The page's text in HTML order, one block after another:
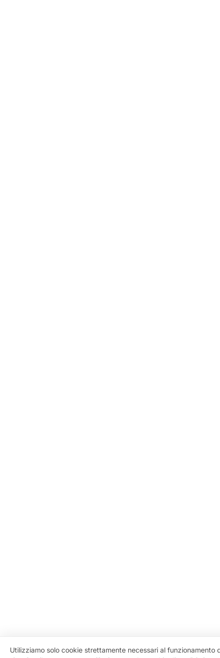
Utilizziamo solo cookie strettamente necessari al funzionamento